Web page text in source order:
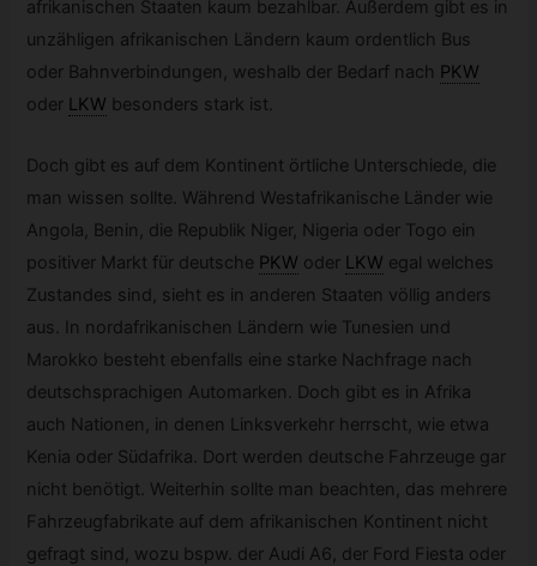
afrikanischen Staaten kaum bezahlbar. Außerdem gibt es in
unzähligen afrikanischen Ländern kaum ordentlich Bus
oder Bahnverbindungen, weshalb der Bedarf nach PKW
oder LKW besonders stark ist.
Doch gibt es auf dem Kontinent örtliche Unterschiede, die
man wissen sollte. Während Westafrikanische Länder wie
Angola, Benin, die Republik Niger, Nigeria oder Togo ein
positiver Markt für deutsche PKW oder LKW egal welches
Zustandes sind, sieht es in anderen Staaten völlig anders
aus. In nordafrikanischen Ländern wie Tunesien und
Marokko besteht ebenfalls eine starke Nachfrage nach
deutschsprachigen Automarken. Doch gibt es in Afrika
auch Nationen, in denen Linksverkehr herrscht, wie etwa
Kenia oder Südafrika. Dort werden deutsche Fahrzeuge gar
nicht benötigt. Weiterhin sollte man beachten, das mehrere
Fahrzeugfabrikate auf dem afrikanischen Kontinent nicht
gefragt sind, wozu bspw. der Audi A6, der Ford Fiesta oder